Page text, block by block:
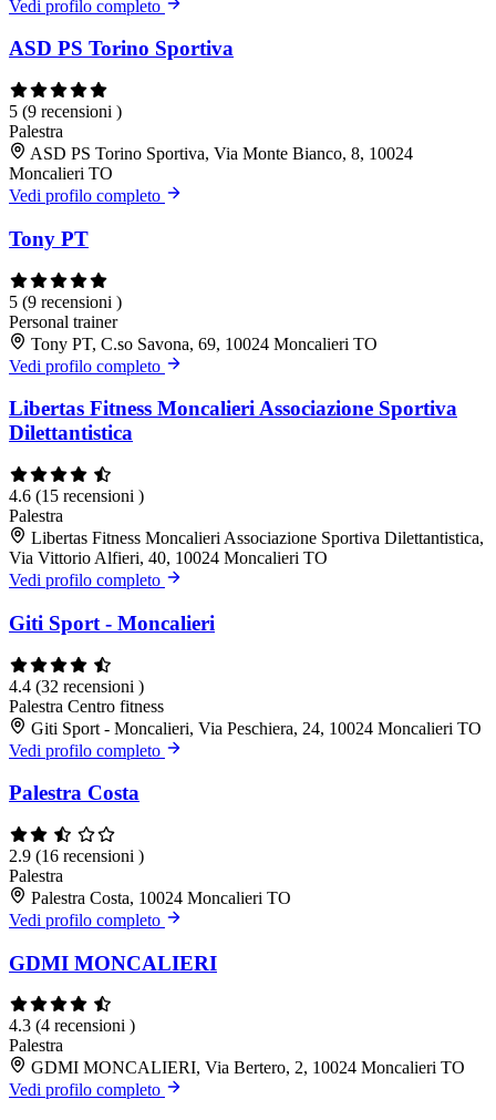
Vedi profilo completo
ASD PS Torino Sportiva
5 (9 recensioni )
Palestra
ASD PS Torino Sportiva, Via Monte Bianco, 8, 10024
Moncalieri TO
Vedi profilo completo
Tony PT
5 (9 recensioni )
Personal trainer
Tony PT, C.so Savona, 69, 10024 Moncalieri TO
Vedi profilo completo
Libertas Fitness Moncalieri Associazione Sportiva
Dilettantistica
4.6 (15 recensioni )
Palestra
Libertas Fitness Moncalieri Associazione Sportiva Dilettantistica,
Via Vittorio Alfieri, 40, 10024 Moncalieri TO
Vedi profilo completo
Giti Sport - Moncalieri
4.4 (32 recensioni )
Palestra Centro fitness
Giti Sport - Moncalieri, Via Peschiera, 24, 10024 Moncalieri TO
Vedi profilo completo
Palestra Costa
2.9 (16 recensioni )
Palestra
Palestra Costa, 10024 Moncalieri TO
Vedi profilo completo
GDMI MONCALIERI
4.3 (4 recensioni )
Palestra
GDMI MONCALIERI, Via Bertero, 2, 10024 Moncalieri TO
Vedi profilo completo